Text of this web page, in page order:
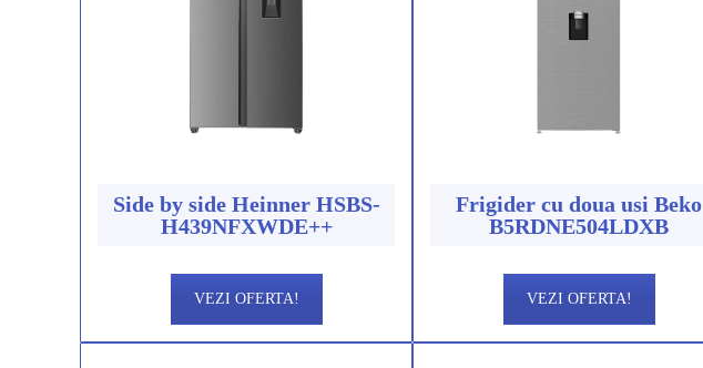
Side by side Heinner HSBS-
H439NFXWDE++
VEZI OFERTA!
Frigider cu doua usi Beko
B5RDNE504LDXB
VEZI OFERTA!